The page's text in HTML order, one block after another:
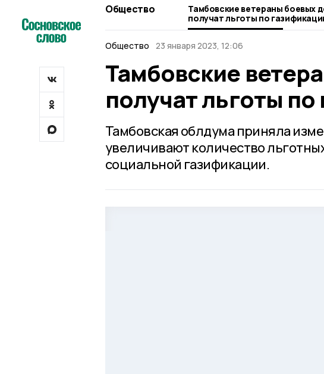
Общество
Тамбовские ветераны боевых
получат льготы по
Общество
23 января 2023, 12:06
Тамбовские
получат льготы
Тамбовская облдума приняла
увеличивают количество
социальной газификации.